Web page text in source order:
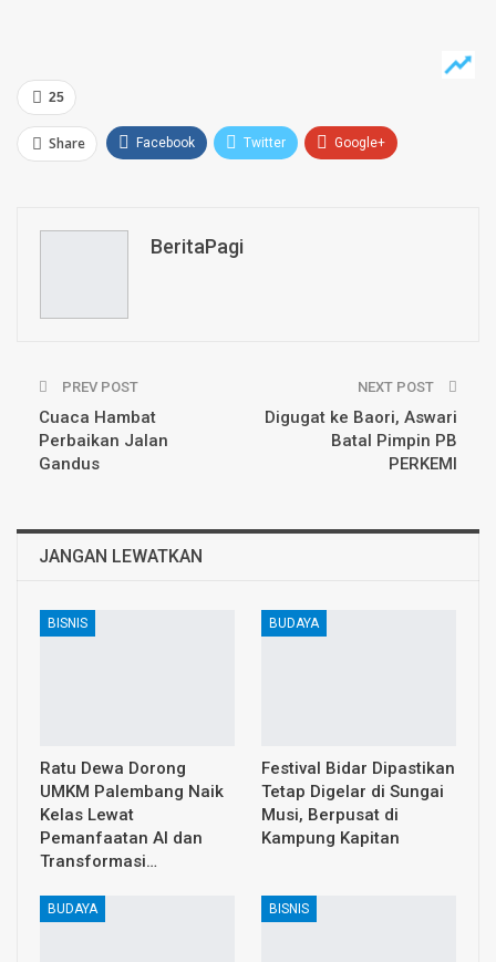
25
Share Facebook Twitter Google+
Email
BeritaPagi
PREV POST
Cuaca Hambat
Perbaikan Jalan
Gandus
NEXT POST
Digugat ke Baori, Aswari
Batal Pimpin PB
PERKEMI
JANGAN LEWATKAN
BISNIS
Ratu Dewa Dorong
UMKM Palembang Naik
Kelas Lewat
Pemanfaatan AI dan
Transformasi…
BUDAYA
Festival Bidar Dipastikan
Tetap Digelar di Sungai
Musi, Berpusat di
Kampung Kapitan
BUDAYA BISNIS